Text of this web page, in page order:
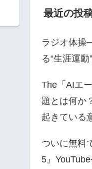
最近の投
ラジオ体操
る“生涯運
The「AIエ
題とは何か
起きている
ついに無料
5』